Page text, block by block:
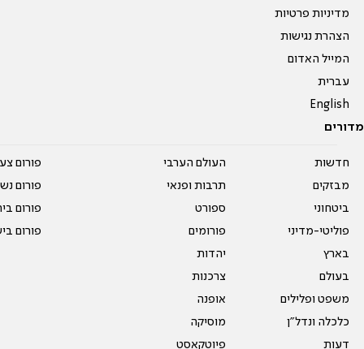
מדיניות פרטיות
הצהרת נגישות
המייל האדום
עברית
English
מדורים
חדשות
מבזקים
ביטחוני
פוליטי-מדיני
בארץ
בעולם
משפט ופלילים
כלכלה ונדל"ן
דעות
העולם הערבי
תרבות ופנאי
ספורט
פורומים
יהדות
צרכנות
אופנה
מוסיקה
פיוטקאסט
פורום
פורום
פורום
פורום